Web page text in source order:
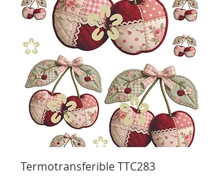
Termotransferible TTC283